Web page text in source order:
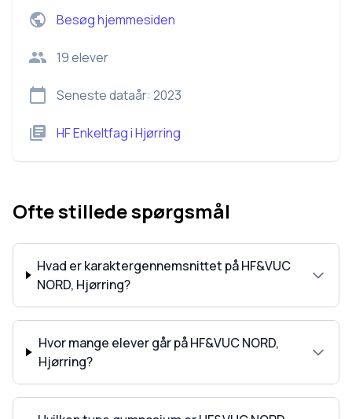
Besøg hjemmesiden
19elever
Seneste dataår: 2023
HF EnkeltfagiHjørring
Ofte stillede spørgsmål
Hvad er karaktergennemsnittet på HF&VUC
NORD, Hjørring?
Hvor mange elever går på HF&VUC NORD,
Hjørring?